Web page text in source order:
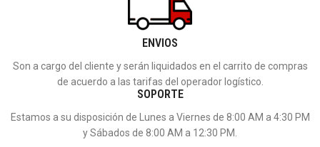
ENVIOS
Son a cargo del cliente y serán liquidados en el carrito de compras
de acuerdo a las tarifas del operador logístico.
SOPORTE
Estamos a su disposición de Lunes a Viernes de 8:00 AM a 4:30 PM
y Sábados de 8:00 AM a 12:30 PM.